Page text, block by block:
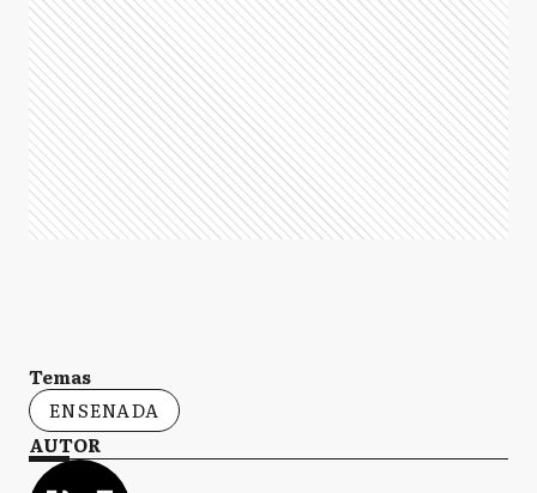
Temas
ENSENADA
AUTOR